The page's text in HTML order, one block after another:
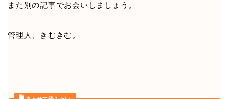
また別の記事でお会いしましょう。
管理人、きむきむ。